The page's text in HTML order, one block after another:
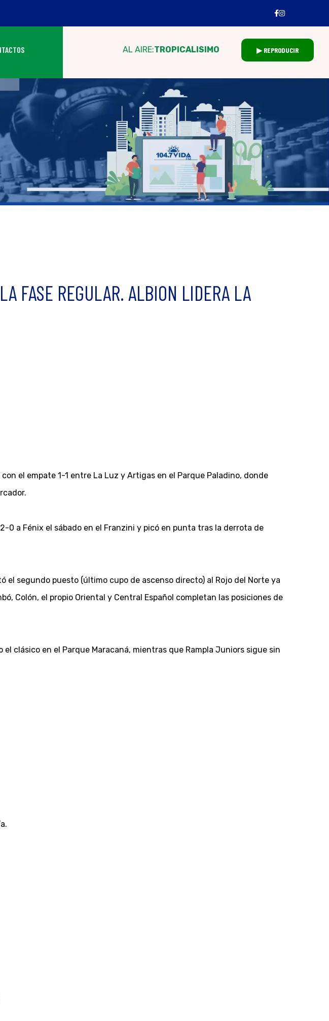
AL AIRE:TROPICALISIMO ▶ REPRODUCIR
FASE REGULAR. ALBION LIDERA LA
el empate 1-1 entre La Luz y Artigas en el Parque Paladino, donde
0 a Fénix el sábado en el Franzini y picó en punta tras la derrota de
el segundo puesto (último cupo de ascenso directo) al Rojo del Norte ya
Colón, el propio Oriental y Central Español completan las posiciones de
clásico en el Parque Maracaná, mientras que Rampla Juniors sigue sin